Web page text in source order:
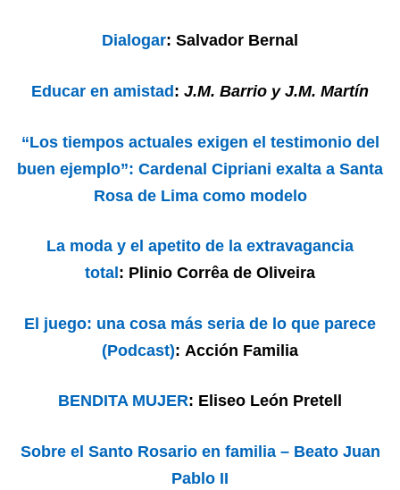
Dialogar: Salvador Bernal
Educar en amistad: J.M. Barrio y J.M. Martín
“Los tiempos actuales exigen el testimonio del
buen ejemplo”: Cardenal Cipriani exalta a Santa
Rosa de Lima como modelo
La moda y el apetito de la extravagancia
total : Plinio Corrêa de Oliveira
El juego: una cosa más seria de lo que parece
(Podcast): Acción Familia
BENDITA MUJER: Eliseo León Pretell
Sobre el Santo Rosario en familia – Beato Juan
Pablo II